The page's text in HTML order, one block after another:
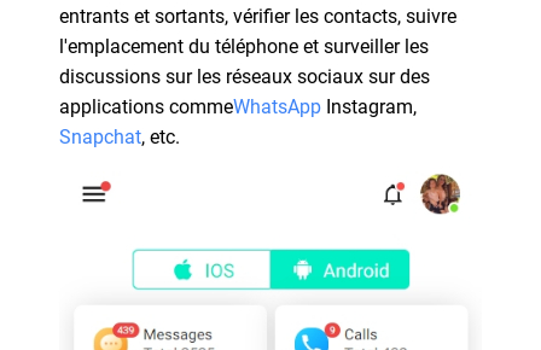
entrants et sortants, vérifier les contacts, suivre
l'emplacement du téléphone et surveiller les
discussions sur les réseaux sociaux sur des
applications commeWhatsApp Instagram,
Snapchat, etc.